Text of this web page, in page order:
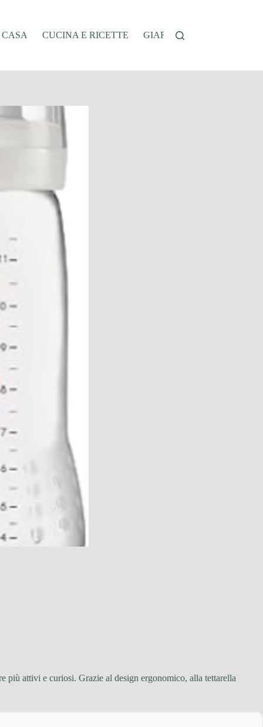
CUCINA E RICETTE GIARDINAGGIO
più attivi e curiosi. Grazie al design ergonomico, alla tettarella